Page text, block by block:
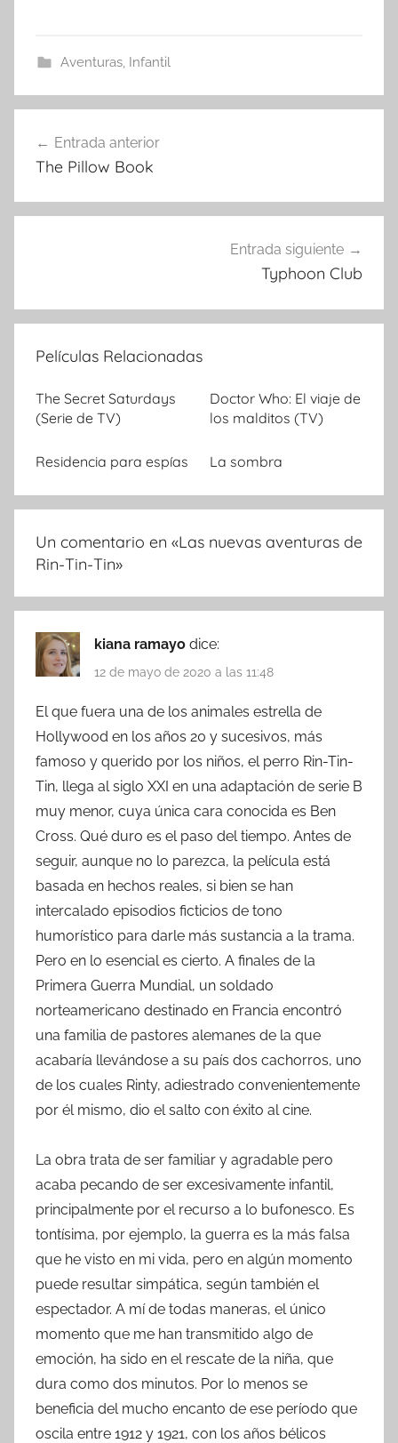
Aventuras, Infantil
Navegación
de
entradas
Entrada anterior
The Pillow Book
Entrada siguiente
Typhoon Club
Películas Relacionadas
The Secret Saturdays
(Serie de TV)
Doctor Who: El viaje de
los malditos (TV)
Residencia para espías La sombra
Un comentario en «Las nuevas aventuras de
Rin-Tin-Tin»
kiana ramayo dice:
12 de mayo de 2020 a las 11:48
El que fuera una de los animales estrella de
Hollywood en los años 20 y sucesivos, más
famoso y querido por los niños, el perro Rin-Tin-
Tin, llega al siglo XXI en una adaptación de serie B
muy menor, cuya única cara conocida es Ben
Cross. Qué duro es el paso del tiempo. Antes de
seguir, aunque no lo parezca, la película está
basada en hechos reales, si bien se han
intercalado episodios ficticios de tono
humorístico para darle más sustancia a la trama.
Pero en lo esencial es cierto. A finales de la
Primera Guerra Mundial, un soldado
norteamericano destinado en Francia encontró
una familia de pastores alemanes de la que
acabaría llevándose a su país dos cachorros, uno
de los cuales Rinty, adiestrado convenientemente
por él mismo, dio el salto con éxito al cine.
La obra trata de ser familiar y agradable pero
acaba pecando de ser excesivamente infantil,
principalmente por el recurso a lo bufonesco. Es
tontísima, por ejemplo, la guerra es la más falsa
que he visto en mi vida, pero en algún momento
puede resultar simpática, según también el
espectador. A mí de todas maneras, el único
momento que me han transmitido algo de
emoción, ha sido en el rescate de la niña, que
dura como dos minutos. Por lo menos se
beneficia del mucho encanto de ese período que
oscila entre 1912 y 1921, con los años bélicos